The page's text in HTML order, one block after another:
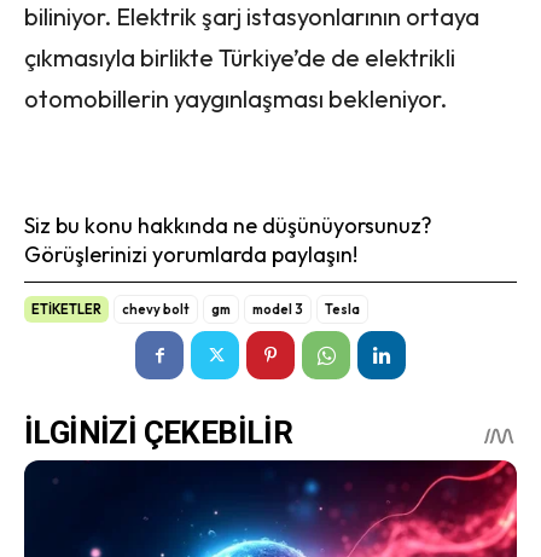
biliniyor. Elektrik şarj istasyonlarının ortaya
çıkmasıyla birlikte Türkiye’de de elektrikli
otomobillerin yaygınlaşması bekleniyor.
Siz bu konu hakkında ne düşünüyorsunuz?
Görüşlerinizi yorumlarda paylaşın!
ETİKETLER chevy bolt gm model 3 Tesla